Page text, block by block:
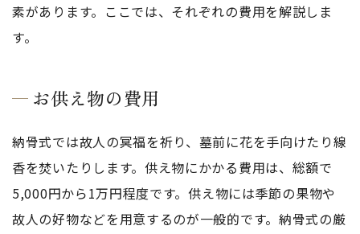
素があります。ここでは、それぞれの費用を解説しま
す。
お供え物の費用
納骨式では故人の冥福を祈り、墓前に花を手向けたり線
香を焚いたりします。供え物にかかる費用は、総額で
5,000円から1万円程度です。供え物には季節の果物や
故人の好物などを用意するのが一般的です。納骨式の厳